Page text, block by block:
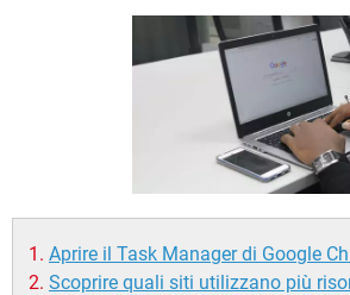
Aprire il Task Manager di Google
Scoprire quali siti utilizzano più